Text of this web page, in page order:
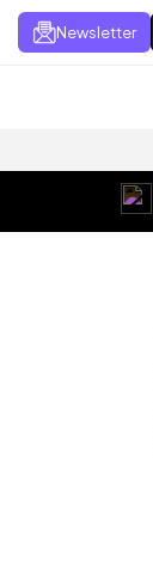
Newsletter